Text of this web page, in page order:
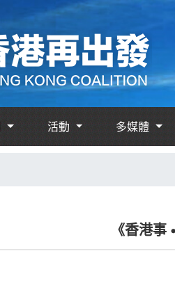
活動 多媒體
《香港事